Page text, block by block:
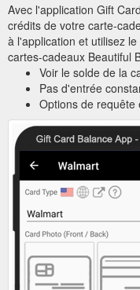
Avec l'application Gift
crédits de votre carte-
à l'application et utilisez
cartes-cadeaux Beautiful
Voir le solde de la
Pas d'entrée
Options de